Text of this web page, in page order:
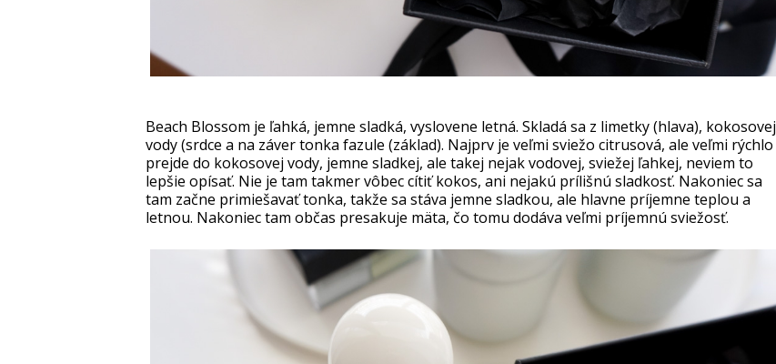
Beach Blossom je ľahká, jemne sladká, vyslovene letná. Skladá sa z limetky (hlava), kokosovej
vody (srdce a na záver tonka fazule (základ). Najprv je veľmi sviežo citrusová, ale veľmi rýchlo
prejde do kokosovej vody, jemne sladkej, ale takej nejak vodovej, sviežej ľahkej, neviem to
lepšie opísať. Nie je tam takmer vôbec cítiť kokos, ani nejakú prílišnú sladkosť. Nakoniec sa
tam začne primiešavať tonka, takže sa stáva jemne sladkou, ale hlavne príjemne teplou a
letnou. Nakoniec tam občas presakuje mäta, čo tomu dodáva veľmi príjemnú sviežosť.